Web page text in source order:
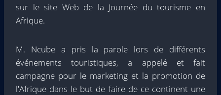
sur le site Web de la Journée du tourisme en
Afrique.
M. Ncube a pris la parole lors de différents
événements touristiques, a appelé et fait
campagne pour le marketing et la promotion de
l'Afrique dans le but de faire de ce continent une